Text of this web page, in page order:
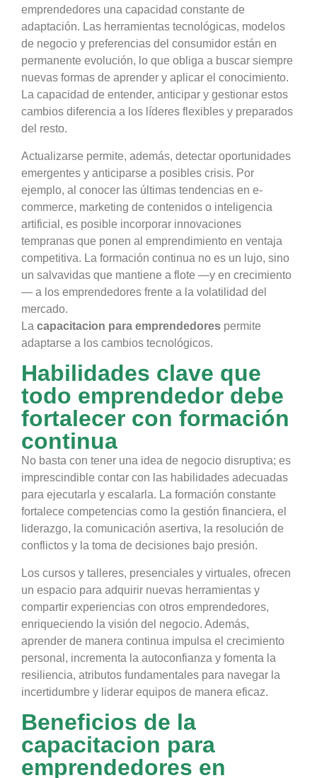
emprendedores una capacidad constante de
adaptación. Las herramientas tecnológicas, modelos
de negocio y preferencias del consumidor están en
permanente evolución, lo que obliga a buscar siempre
nuevas formas de aprender y aplicar el conocimiento.
La capacidad de entender, anticipar y gestionar estos
cambios diferencia a los líderes flexibles y preparados
del resto.
Actualizarse permite, además, detectar oportunidades
emergentes y anticiparse a posibles crisis. Por
ejemplo, al conocer las últimas tendencias en e-
commerce, marketing de contenidos o inteligencia
artificial, es posible incorporar innovaciones
tempranas que ponen al emprendimiento en ventaja
competitiva. La formación continua no es un lujo, sino
un salvavidas que mantiene a flote —y en crecimiento
— a los emprendedores frente a la volatilidad del
mercado.
La capacitacion para emprendedores permite
adaptarse a los cambios tecnológicos.
Habilidades clave que
todo emprendedor debe
fortalecer con formación
continua
No basta con tener una idea de negocio disruptiva; es
imprescindible contar con las habilidades adecuadas
para ejecutarla y escalarla. La formación constante
fortalece competencias como la gestión financiera, el
liderazgo, la comunicación asertiva, la resolución de
conflictos y la toma de decisiones bajo presión.
Los cursos y talleres, presenciales y virtuales, ofrecen
un espacio para adquirir nuevas herramientas y
compartir experiencias con otros emprendedores,
enriqueciendo la visión del negocio. Además,
aprender de manera continua impulsa el crecimiento
personal, incrementa la autoconfianza y fomenta la
resiliencia, atributos fundamentales para navegar la
incertidumbre y liderar equipos de manera eficaz.
Beneficios de la
capacitacion para
emprendedores en